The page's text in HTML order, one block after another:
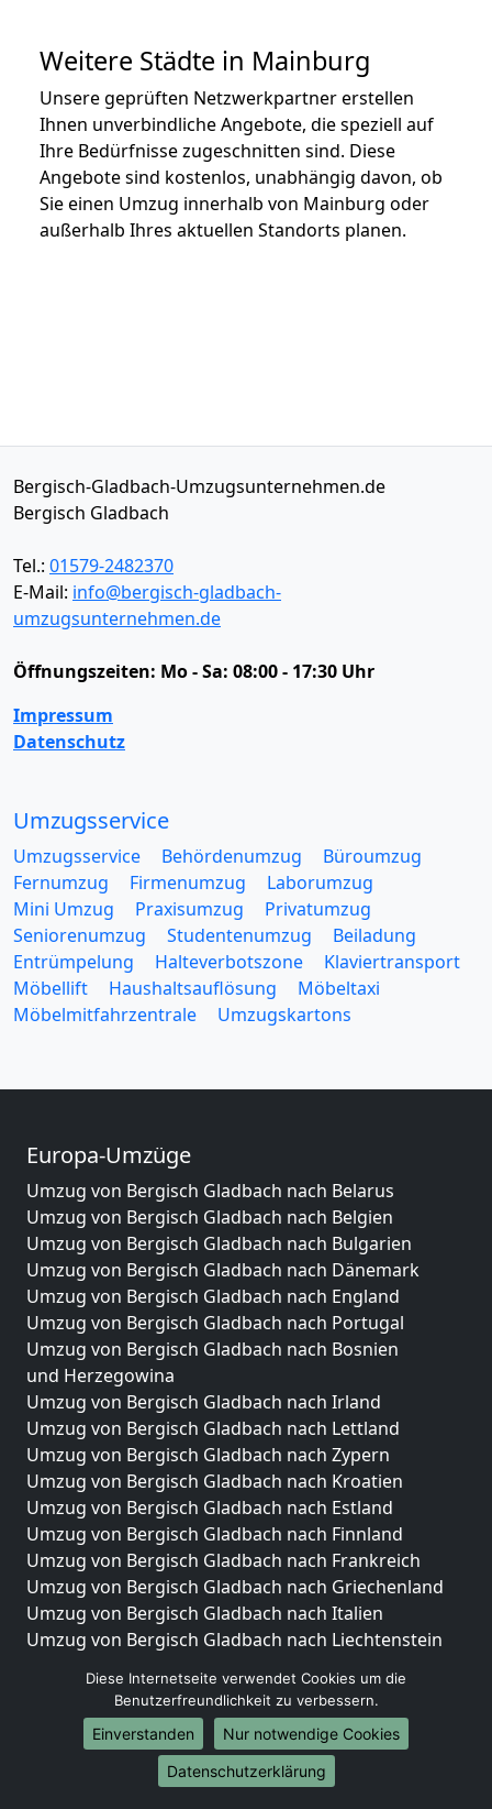
Weitere Städte in Mainburg
Unsere geprüften Netzwerkpartner erstellen
Ihnen unverbindliche Angebote, die speziell auf
Ihre Bedürfnisse zugeschnitten sind. Diese
Angebote sind kostenlos, unabhängig davon, ob
Sie einen Umzug innerhalb von Mainburg oder
außerhalb Ihres aktuellen Standorts planen.
Bergisch-Gladbach-Umzugsunternehmen.de
Bergisch Gladbach
Tel.: 01579-2482370
E-Mail: info@bergisch-gladbach-
umzugsunternehmen.de
Öffnungszeiten: Mo - Sa: 08:00 - 17:30 Uhr
Impressum
Datenschutz
Umzugsservice
Umzugsservice Behördenumzug
Büroumzug
Fernumzug
Firmenumzug
Laborumzug
Mini Umzug
Praxisumzug
Privatumzug
Seniorenumzug
Studentenumzug
Beiladung
Entrümpelung
Halteverbotszone
Klaviertransport
Möbellift
Haushaltsauflösung
Möbeltaxi
Möbelmitfahrzentrale
Umzugskartons
Europa-Umzüge
Umzug von Bergisch Gladbach nach Belarus
Umzug von Bergisch Gladbach nach Belgien
Umzug von Bergisch Gladbach nach Bulgarien
Umzug von Bergisch Gladbach nach Dänemark
Umzug von Bergisch Gladbach nach England
Umzug von Bergisch Gladbach nach Portugal
Umzug von Bergisch Gladbach nach Bosnien
und Herzegowina
Umzug von Bergisch Gladbach nach Irland
Umzug von Bergisch Gladbach nach Lettland
Umzug von Bergisch Gladbach nach Zypern
Umzug von Bergisch Gladbach nach Kroatien
Umzug von Bergisch Gladbach nach Estland
Umzug von Bergisch Gladbach nach Finnland
Umzug von Bergisch Gladbach nach Frankreich
Umzug von Bergisch Gladbach nach Griechenland
Umzug von Bergisch Gladbach nach Italien
Umzug von Bergisch Gladbach nach Liechtenstein
Umzug von Bergisch Gladbach nach Niederlande
Umzug von Bergisch Gladbach nach Norwegen
Umzüge-Deutschlandweit
Diese Internetseite verwendet Cookies um die
Benutzerfreundlichkeit zu verbessern.
Einverstanden
Nur notwendige Cookies
Datenschutzerklärung